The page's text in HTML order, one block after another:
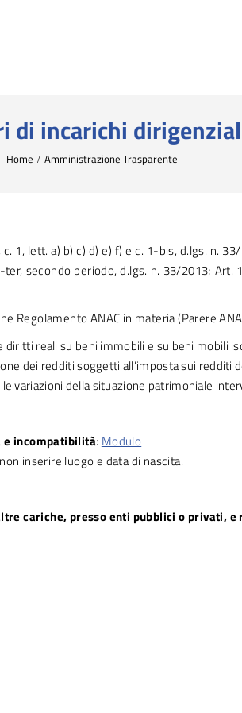
di incarichi
Home Amministrazione Trasparente
c. 1, lett. a) b) c) d) e) f) e c. 1-bis, d.lgs. n.
secondo periodo, d.lgs. n. 33/2013;
Regolamento ANAC in materia (Parere
diritti reali su beni immobili e su beni mobili
dei redditi soggetti all’imposta sui redditi
variazioni della situazione patrimoniale
e incompatibilità: Modulo
inserire luogo e data di nascita.
cariche, presso enti pubblici o privati,